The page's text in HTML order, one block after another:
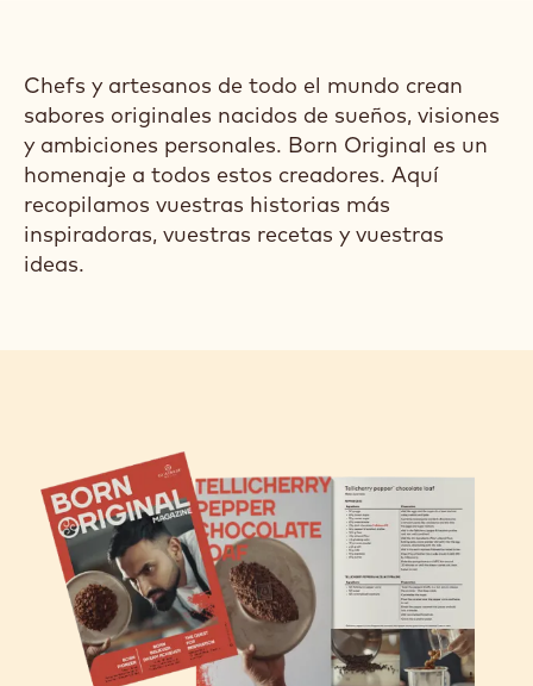
Chefs y artesanos de todo el mundo crean
sabores originales nacidos de sueños, visiones
y ambiciones personales. Born Original es un
homenaje a todos estos creadores. Aquí
recopilamos vuestras historias más
inspiradoras, vuestras recetas y vuestras
ideas.